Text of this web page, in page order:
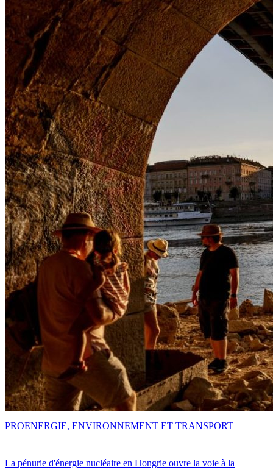
La pénurie d'énergie nucléaire en Hongrie ouvre la voie à la
PROENERGIE, ENVIRONNEMENT ET TRANSPORT